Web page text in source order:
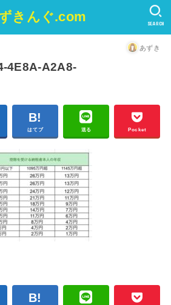
きんぐ.com SEARCH
あずき
4E8A-A2A8-
はてブ 送る Pocket